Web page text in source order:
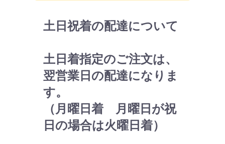
土日祝着の配達について
土日着指定のご注文は、
翌営業日の配達になりま
す。
（月曜日着 月曜日が祝
日の場合は火曜日着）